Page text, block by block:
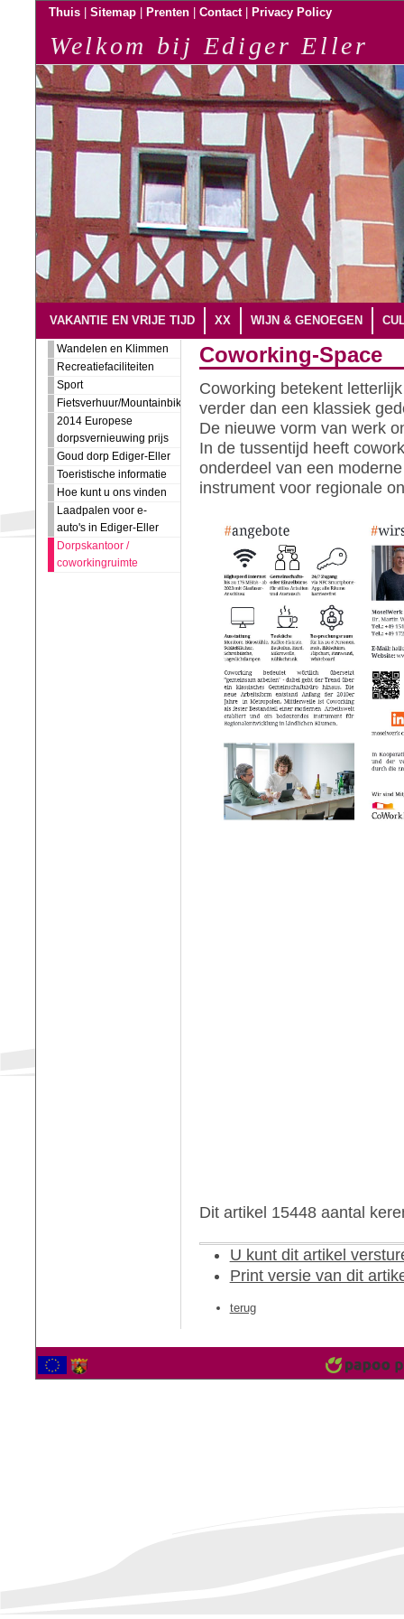
Thuis Sitemap Prenten Contact Privacy Policy
Welkom bij Ediger Eller
VAKANTIE EN VRIJE TIJD XX WIJN & GENOEGEN
Wandelen en Klimmen
Recreatiefaciliteiten
Sport
Fietsverhuur/Mountainbiking
2014 Europese
dorpsvernieuwing prijs
Goud dorp Ediger-Eller
Toeristische informatie
Hoe kunt u ons vinden
Laadpalen voor e-
auto's in Ediger-Eller
Dorpskantoor /
coworkingruimte
Coworking-Space
Coworking betekent
verder dan een klassiek
De nieuwe vorm van werk
In de tussentijd heeft
onderdeel van een
instrument voor regionale
Dit artikel 15448 aantal
U kunt dit artikel
Print versie van dit
terug